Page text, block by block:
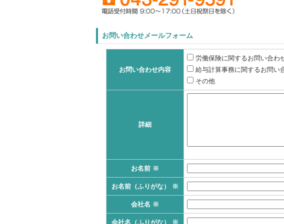
お問い合わせメールフォーム
お問い合わせ内容
労働保険に関するお問い合わ
給与計算事務に関するお問い
その他
詳細
お名前 ※
お名前（ふりがな） ※
会社名 ※
会社名（ふりがな） ※